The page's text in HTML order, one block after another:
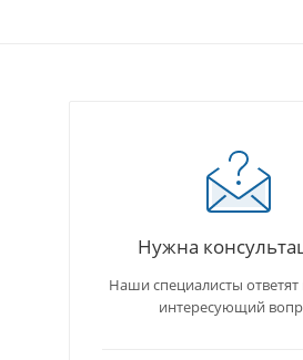
Нужна
Наши специалисты
интересующий